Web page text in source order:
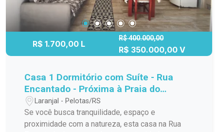
R$ 1.700,00 L
R$ 400.000,00
R$ 350.000,00 V
Casa 1 Dormitório com Suíte - Rua
Encantado - Próxima à Praia do
Laranjal em Pelotas
Laranjal - Pelotas/RS
Se você busca tranquilidade, espaço e
proximidade com a natureza, esta casa na Rua